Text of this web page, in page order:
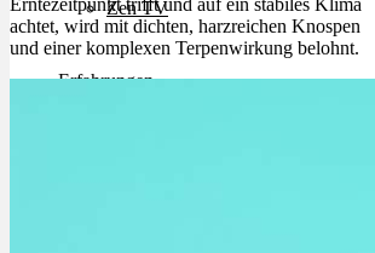
Zen TV
Erfahrungen
Erntezeitpunkt trifft und auf ein stabiles Klima
achtet, wird mit dichten, harzreichen Knospen
und einer komplexen Terpenwirkung belohnt.